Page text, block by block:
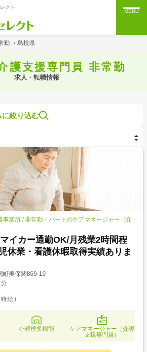
クト
MENU
勤 › 島根県
護支援専門員 非常勤
求人・転職情報
絞り込む
事業所 / 非常勤・パートのケアマネージャー（介
マイカー通勤OK/月残業2時間程
休業・看護休暇取得実績ありま
町美保関869-19
給)
小規模多機能
ケアマネージャー（介護
支援専門員）